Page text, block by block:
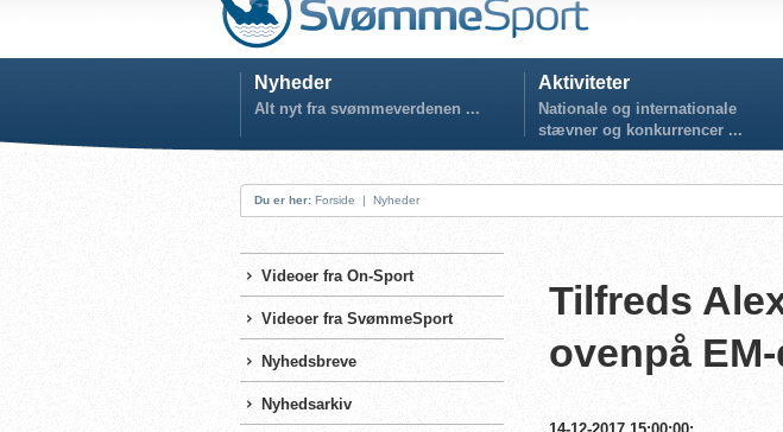
Nyheder
Alt nyt fra svømmeverdenen ...
Aktiviteter
Nationale og internationale
stævner og konkurrencer ...
Du er her: Forside | Nyheder
Videoer fra On-Sport
Videoer fra SvømmeSport
Nyhedsbreve
Nyhedsarkiv
Tilfreds
ovenpå